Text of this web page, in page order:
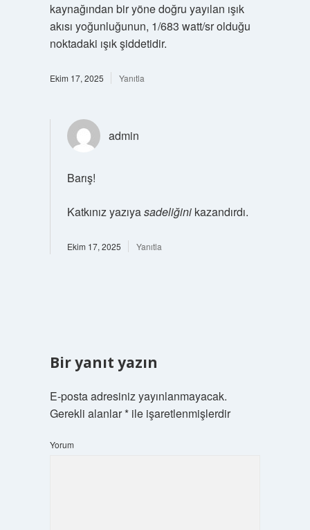
kaynağından bir yöne doğru yayılan ışık
akısı yoğunluğunun, 1/683 watt/sr olduğu
noktadaki ışık şiddetidir.
Ekim 17, 2025 Yanıtla
admin
Barış!
Katkınız yazıyasadeliğinikazandırdı.
Ekim 17, 2025 Yanıtla
Bir yanıt yazın
E-posta adresiniz yayınlanmayacak.
Gerekli alanlar*ile işaretlenmişlerdir
Yorum